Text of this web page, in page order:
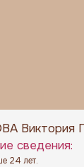
24 лет.
сведения:
Виктория